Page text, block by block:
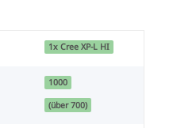
1x Cree XP-L HI
1000
(über 700)